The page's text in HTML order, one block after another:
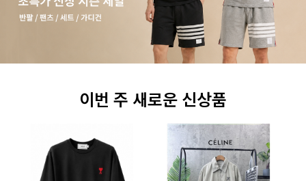
이번 주 새로운 신상품